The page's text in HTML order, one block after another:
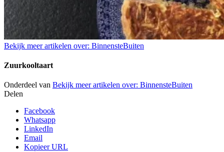
Bekijk meer artikelen over: BinnensteBuiten
Zuurkooltaart
Onderdeel van Bekijk meer artikelen over: BinnensteBuiten
Delen
Facebook
Whatsapp
LinkedIn
Email
Kopieer URL